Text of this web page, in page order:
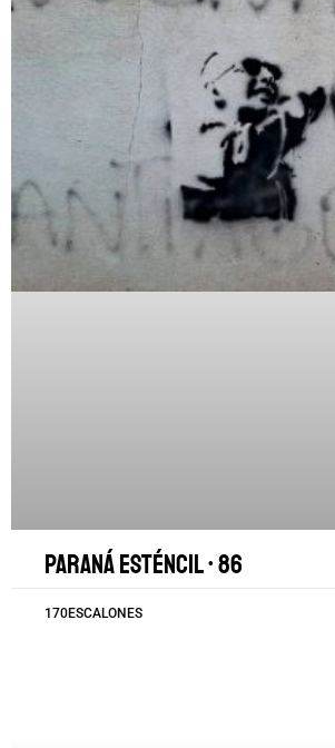
Paraná esténcil • 86
170ESCALONES